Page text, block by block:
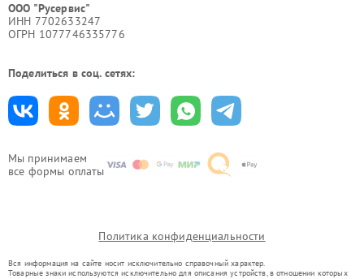
Мы принимаем
все формы оплаты
ООО "Русервис"
ИНН 7702633247
ОГРН 1077746335776
Поделиться в соц. сетях:
Политика конфиденциальности
Вся информация на сайте носит исключительно справочный характер.
Товарные знаки используются исключительно для описания устройств, в отношении которых